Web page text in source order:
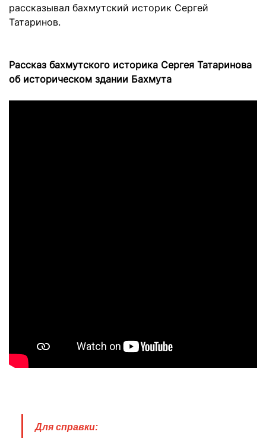
рассказывал бахмутский историк Сергей
Татаринов.
Рассказ бахмутского историка Сергея Татаринова
об историческом здании Бахмута
Для справки: